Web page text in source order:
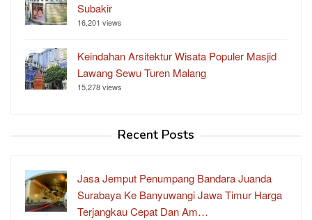
Subakir
16,201 views
Keindahan Arsitektur Wisata Populer Masjid
Lawang Sewu Turen Malang
15,278 views
Recent Posts
Jasa Jemput Penumpang Bandara Juanda
Surabaya Ke Banyuwangi Jawa Timur Harga
Terjangkau Cepat Dan Am…